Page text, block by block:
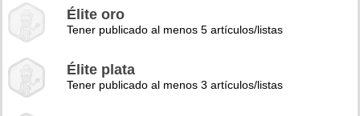
Élite oro
Tener publicado al menos 5 artículos/listas
Élite plata
Tener publicado al menos 3 artículos/listas